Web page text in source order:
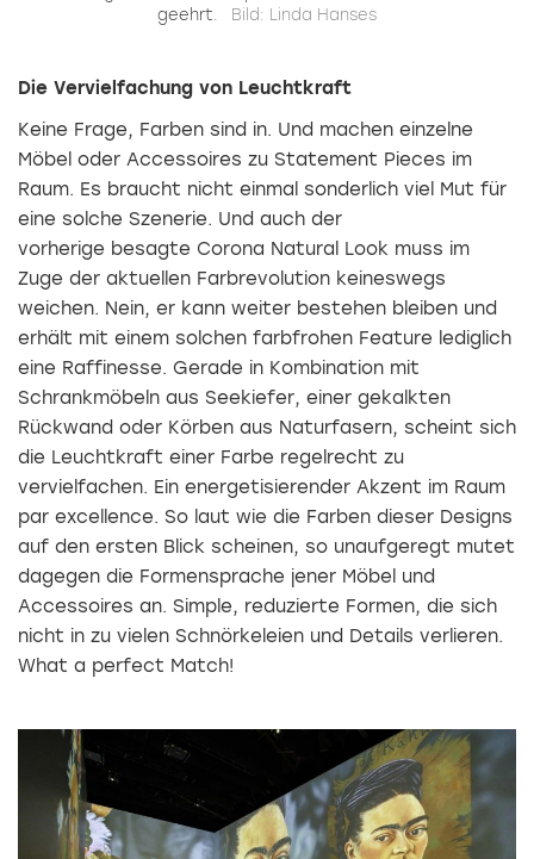
geehrt.
Bild: Linda Hanses
Die Vervielfachung von Leuchtkraft
Keine Frage, Farben sind in. Und machen einzelne
Möbel oder Accessoires zu Statement Pieces im
Raum. Es braucht nicht einmal sonderlich viel Mut für
eine solche Szenerie. Und auch der
vorherige besagte Corona Natural Look muss im
Zuge der aktuellen Farbrevolution keineswegs
weichen. Nein, er kann weiter bestehen bleiben und
erhält mit einem solchen farbfrohen Feature lediglich
eine Raffinesse. Gerade in Kombination mit
Schrankmöbeln aus Seekiefer, einer gekalkten
Rückwand oder Körben aus Naturfasern, scheint sich
die Leuchtkraft einer Farbe regelrecht zu
vervielfachen. Ein energetisierender Akzent im Raum
par excellence. So laut wie die Farben dieser Designs
auf den ersten Blick scheinen, so unaufgeregt mutet
dagegen die Formensprache jener Möbel und
Accessoires an. Simple, reduzierte Formen, die sich
nicht in zu vielen Schnörkeleien und Details verlieren.
What a perfect Match!